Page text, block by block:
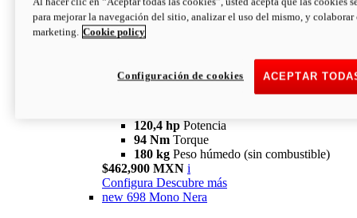
94 NmTorque
180 kgPESO HÚMEDO SIN
COMBUSTIBLE
newV2 SP
120,4 hp Potencia
94 Nm Torque
180 kg Peso húmedo (sin combustible)
$462,900 MXN i
Configura Descubre más
new 698 Mono Nera
para mejorar la navegación del sitio, analizar el uso del mismo, y colaborar
marketing. Cookie policy
ACEPTAR
Configuración de cookies